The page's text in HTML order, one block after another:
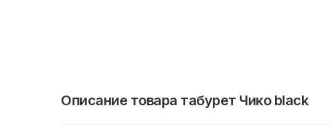
Описание товара табурет Чико black